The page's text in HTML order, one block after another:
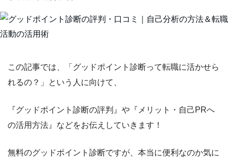
この記事では、
「グッドポイント診断って転職に活かせら
れるの？」
という人に向けて、
『グッドポイント診断の評判』や『メリット・自己PRへ
の活用方法』 などをお伝えしていきます！
無料のグッドポイント診断ですが、本当に便利なのか気に